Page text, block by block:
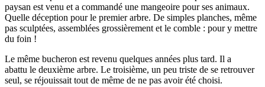
paysan est venu et a commandé une mangeoire pour ses animaux.
Quelle déception pour le premier arbre. De simples planches, même
pas sculptées, assemblées grossièrement et le comble : pour y mettre
du foin !
Le même bucheron est revenu quelques années plus tard. Il a
abattu le deuxième arbre. Le troisième, un peu triste de se retrouver
seul, se réjouissait tout de même de ne pas avoir été choisi.